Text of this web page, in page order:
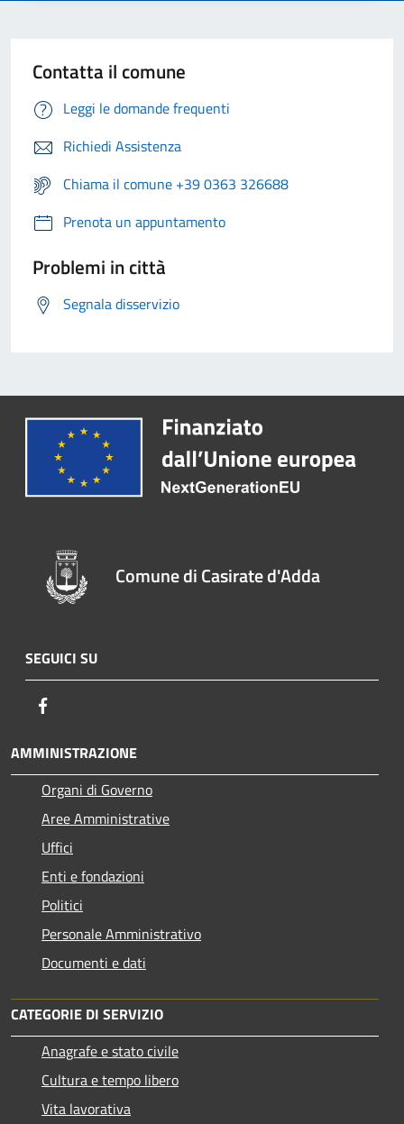
Contatta il comune
Leggi le domande frequenti
Richiedi Assistenza
Chiama il comune +39 0363 326688
Prenota un appuntamento
Problemi in città
Segnala disservizio
Comune di Casirate d'Adda
SEGUICI SU
AMMINISTRAZIONE
Organi di Governo
Aree Amministrative
Uffici
Enti e fondazioni
Politici
Personale Amministrativo
Documenti e dati
CATEGORIE DI SERVIZIO
Anagrafe e stato civile
Cultura e tempo libero
Vita lavorativa